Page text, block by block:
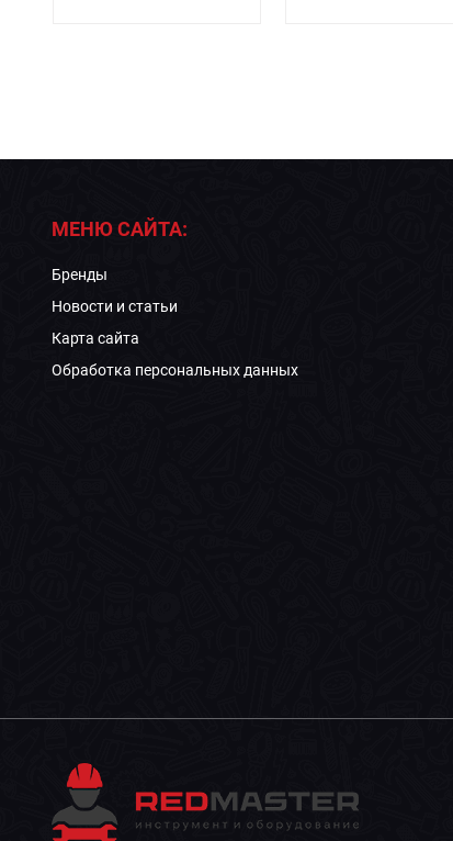
МЕНЮ САЙТА:
Бренды
Новости и статьи
Карта сайта
Обработка персональных данных